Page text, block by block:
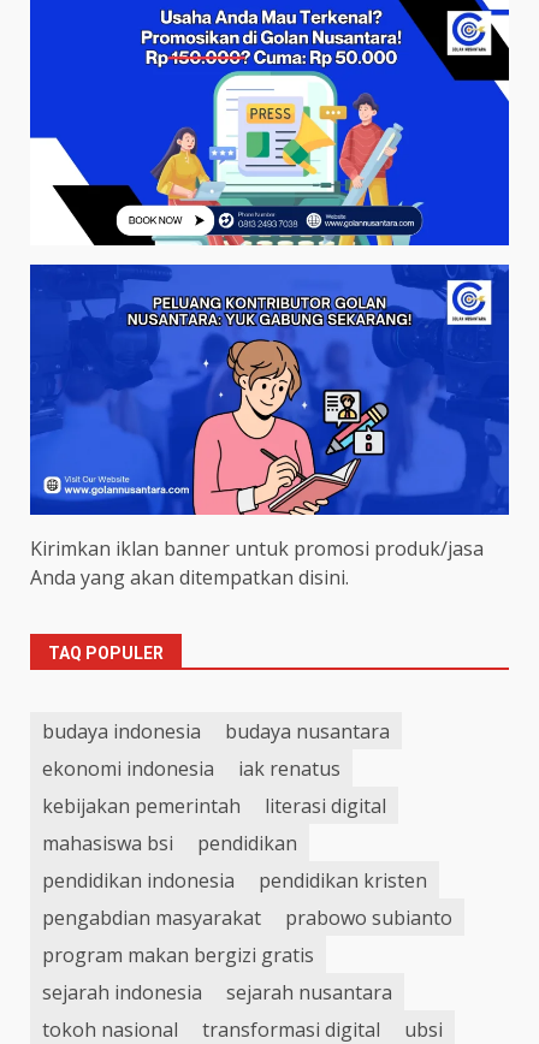
Kirimkan iklan banner untuk promosi produk/jasa
Anda yang akan ditempatkan disini.
TAQ POPULER
budaya indonesia
budaya nusantara
ekonomi indonesia
iak renatus
kebijakan pemerintah
literasi digital
mahasiswa bsi
pendidikan
pendidikan indonesia
pendidikan kristen
pengabdian masyarakat
prabowo subianto
program makan bergizi gratis
sejarah indonesia
sejarah nusantara
tokoh nasional
transformasi digital
ubsi